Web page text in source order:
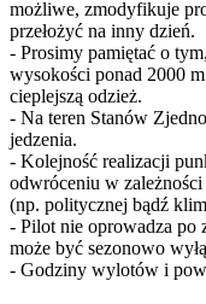
możliwe, zmodyfikuje
przełożyć na inny dzień.
- Prosimy pamiętać o
wysokości ponad 2000
cieplejszą odzież.
- Na teren Stanów
jedzenia.
- Kolejność realizacji
odwróceniu w
(np. politycznej bądź
- Pilot nie oprowadza po
może być sezonowo
- Godziny wylotów i